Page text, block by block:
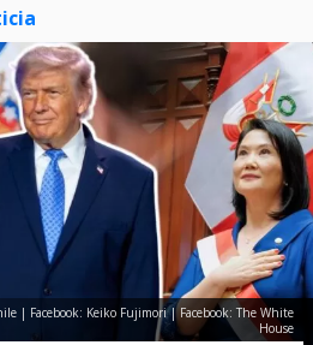
| Facebook: Keiko Fujimori | Facebook: The White
House